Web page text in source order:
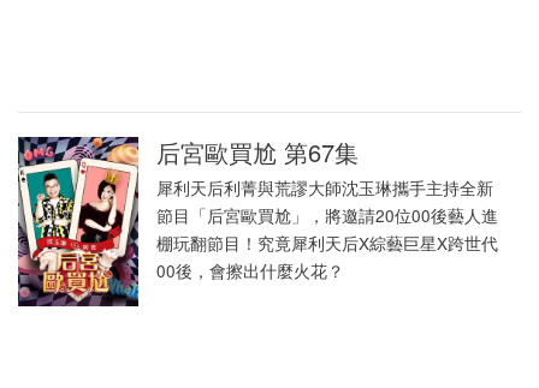
后宮歐買尬 第67集
犀利天后利菁與荒謬大師沈玉琳攜手主持全新
節目「后宮歐買尬」，將邀請20位00後藝人進
棚玩翻節目！究竟犀利天后X綜藝巨星X跨世代
00後，會擦出什麼火花？